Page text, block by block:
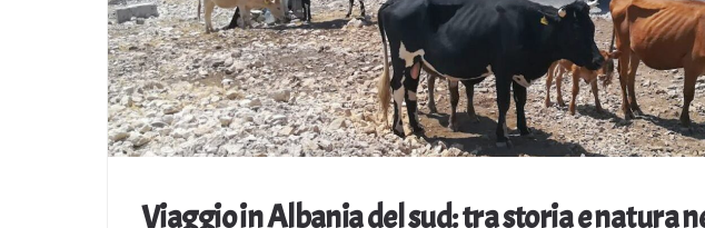
Viaggio in Albania del sud: tra storia e natura